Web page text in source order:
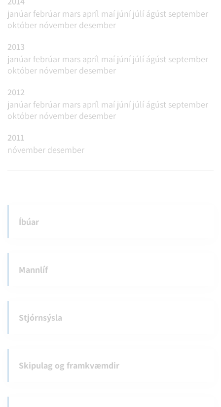
janúar febrúar mars apríl maí júní júlí ágúst september
október nóvember desember
2013
janúar febrúar mars apríl maí júní júlí ágúst september
október nóvember desember
2012
janúar febrúar mars apríl maí júní júlí ágúst september
október nóvember desember
2011
nóvember desember
Íbúar
Mannlíf
Stjórnsýsla
Skipulag og framkvæmdir